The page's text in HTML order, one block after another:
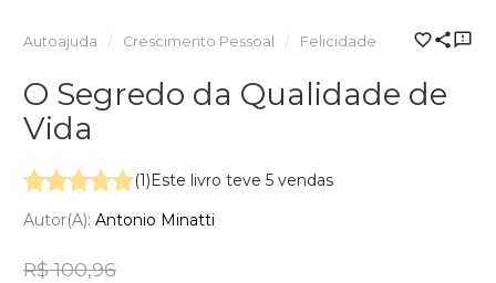
Autoajuda Crescimento Pessoal Felicidade
O Segredo da Qualidade de
Vida
(1)Este livro teve 5 vendas
Autor(a): Antonio Minatti
R$ 100,96